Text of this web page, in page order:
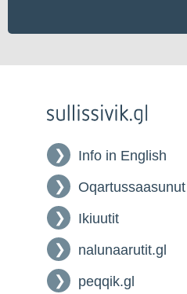
Info in English
Oqartussaasunut
Ikiuutit
nalunaarutit.gl
peqqik.gl